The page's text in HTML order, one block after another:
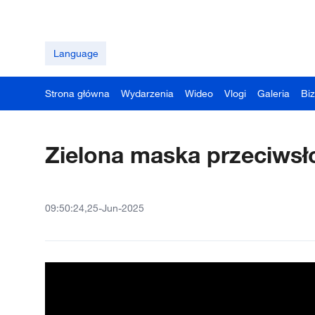
Language
Strona główna Wydarzenia Wideo Vlogi Galeria
Zielona maska
09:50:24,25-Jun-2025